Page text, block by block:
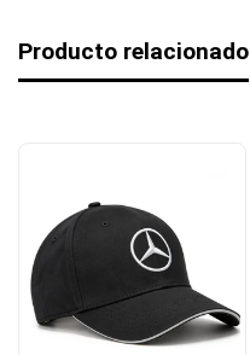
Producto relacionado